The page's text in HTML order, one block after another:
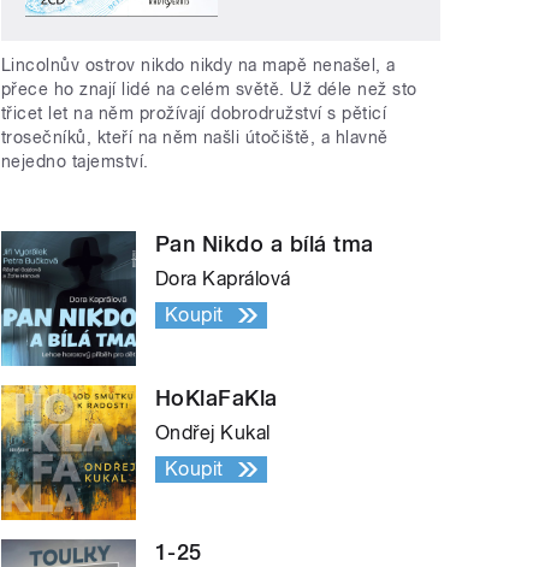
Lincolnův ostrov nikdo nikdy na mapě nenašel, a
přece ho znají lidé na celém světě. Už déle než sto
třicet let na něm prožívají dobrodružství s pěticí
trosečníků, kteří na něm našli útočiště, a hlavně
nejedno tajemství.
Pan Nikdo a bílá tma
Dora Kaprálová
Koupit
HoKlaFaKla
Ondřej Kukal
Koupit
1-25